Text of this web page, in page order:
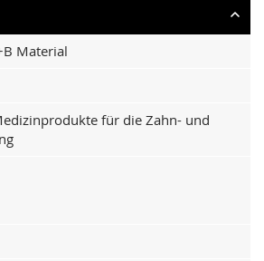
Material
für die Zahn- und